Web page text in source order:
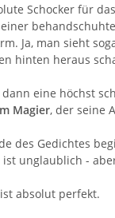
Schocker für
Ja, man sieht
hinten heraus
eine höchst
Magier, der seine
des Gedichtes
ist unglaublich -
absolut perfekt.